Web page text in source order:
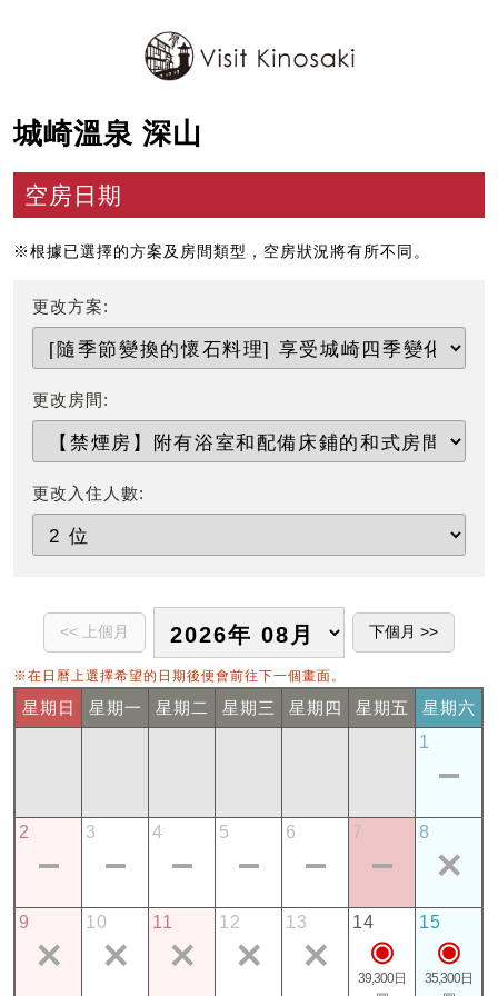
城崎溫泉 深山
空房日期
※根據已選擇的方案及房間類型，空房狀況將有所不同。
更改方案:
更改房間:
更改入住人數:
※在日曆上選擇希望的日期後便會前往下一個畫面。
星期日 星期一 星期二 星期三 星期四 星期五
星期六
1
2 3 4 5 6 7 8
9 10 11 12 13 14
39,300日
15
35,300日